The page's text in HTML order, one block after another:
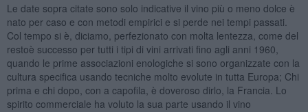
Le date sopra citate sono solo indicative il vino più o meno dolce è
nato per caso e con metodi empirici e si perde nei tempi passati.
Col tempo si è, diciamo, perfezionato con molta lentezza, come del
restoè successo per tutti i tipi di vini arrivati fino agli anni 1960,
quando le prime associazioni enologiche si sono organizzate con la
cultura specifica usando tecniche molto evolute in tutta Europa; Chi
prima e chi dopo, con a capofila, è doveroso dirlo, la Francia. Lo
spirito commerciale ha voluto la sua parte usando il vino